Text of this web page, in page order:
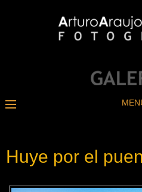
Huye por el